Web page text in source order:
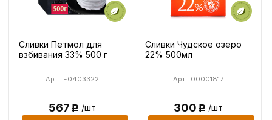
Сливки Петмол для
взбивания 33% 500 г
Арт.: E0403322
567Р /шт
Сливки Чудское озеро
22% 500мл
Арт.: 00001817
300Р /шт